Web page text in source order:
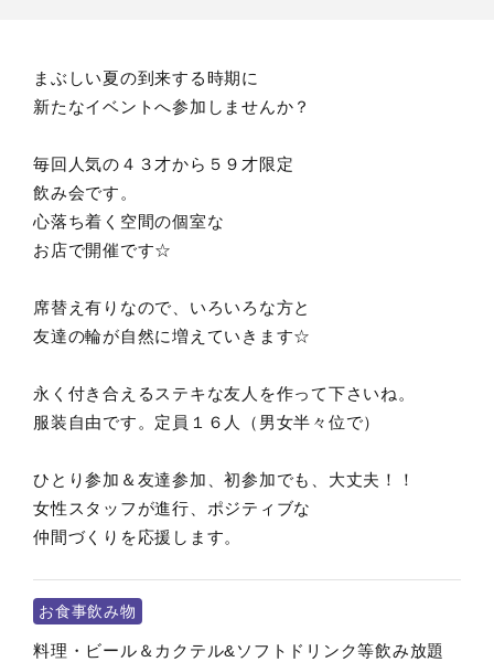
まぶしい夏の到来する時期に
新たなイベントへ参加しませんか？
毎回人気の４３才から５９才限定
飲み会です。
心落ち着く空間の個室な
お店で開催です☆
席替え有りなので、いろいろな方と
友達の輪が自然に増えていきます☆
永く付き合えるステキな友人を作って下さいね。
服装自由です。定員１６人（男女半々位で）
ひとり参加＆友達参加、初参加でも、大丈夫！！
女性スタッフが進行、ポジティブな
仲間づくりを応援します。
お食事飲み物
料理・ビール＆カクテル&ソフトドリンク等飲み放題